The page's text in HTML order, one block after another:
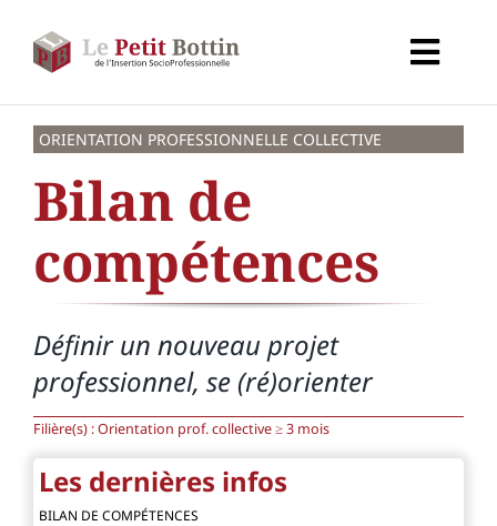
contenu
Types d’organismes
Organismes
Secteurs
À propos de CALIF
ORIENTATION PROFESSIONNELLE COLLECTIVE
Bilan de
compétences
Définir un nouveau projet
professionnel, se (ré)orienter
Filière(s) :Orientation prof. collective ≥ 3 mois
Les dernières infos
BILAN DE COMPÉTENCES